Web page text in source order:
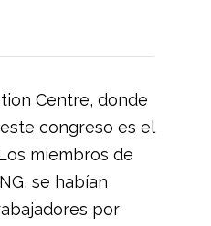
Centre, donde
congreso es el
miembros de
se habían
por